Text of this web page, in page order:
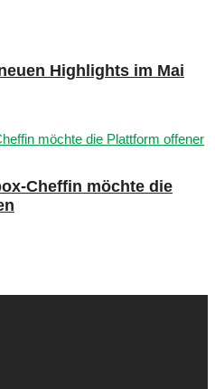
Highlights im Mai
Cheffin möchte die